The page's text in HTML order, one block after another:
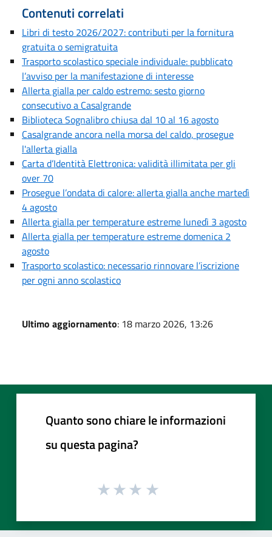
Contenuti correlati
Libri di testo 2026/2027: contributi per la fornitura
gratuita o semigratuita
Trasporto scolastico speciale individuale: pubblicato
l’avviso per la manifestazione di interesse
Allerta gialla per caldo estremo: sesto giorno
consecutivo a Casalgrande
Biblioteca Sognalibro chiusa dal 10 al 16 agosto
Casalgrande ancora nella morsa del caldo, prosegue
l'allerta gialla
Carta d’Identità Elettronica: validità illimitata per gli
over 70
Prosegue l’ondata di calore: allerta gialla anche martedì
4 agosto
Allerta gialla per temperature estreme lunedì 3 agosto
Allerta gialla per temperature estreme domenica 2
agosto
Trasporto scolastico: necessario rinnovare l’iscrizione
per ogni anno scolastico
Ultimo aggiornamento: 18 marzo 2026, 13:26
Quanto sono chiare le informazioni
su questa pagina?